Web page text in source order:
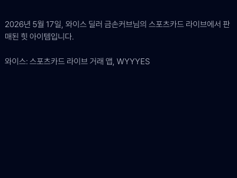
2026년 5월 17일, 와이스 딜러 금손커브님의 스포츠카드 라이브에서 판
매된 힛 아이템입니다.
와이스: 스포츠카드 라이브 거래 앱, WYYYES